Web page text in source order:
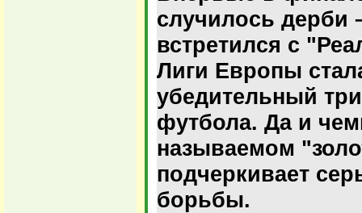
случилось дерби
встретился с
Лиги Европы
убедительный
футбола. Да и
называемом
подчеркивает
борьбы.